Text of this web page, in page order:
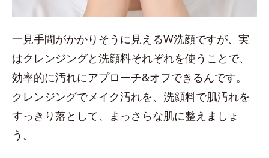
一見手間がかかりそうに見えるW洗顔ですが、実
はクレンジングと洗顔料それぞれを使うことで、
効率的に汚れにアプローチ&オフできるんです。
クレンジングでメイク汚れを、洗顔料で肌汚れを
すっきり落として、まっさらな肌に整えましょ
う。